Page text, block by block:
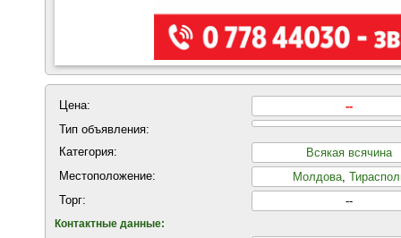
Цена:
--
Тип объявления:
Категория:
Всякая всячина
Местоположение:
Молдова,
Торг:
--
Контактные данные: